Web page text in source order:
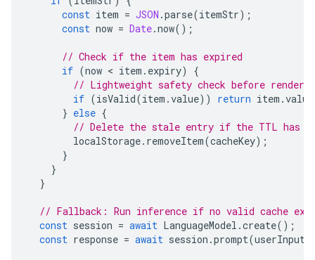
const item = JSON .parse(itemStr);
const now = Date.now();
// Check if the item has expired
if (now < item . expiry)
{
// Lightweight safety check before
if (isValid(item .value)) return item .value
} else {
// Delete the stale entry if the TTL has
localStorage. removeItem(cacheKey);
}
}
}
// Fallback: Run inference if no valid cache
const session = await LanguageModel .create();
const response = await session .prompt(userInput